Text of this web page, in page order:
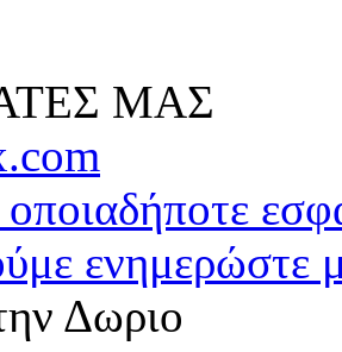
ΜΑΣ
οποιαδήποτε
ενημερώστε
Δωριο